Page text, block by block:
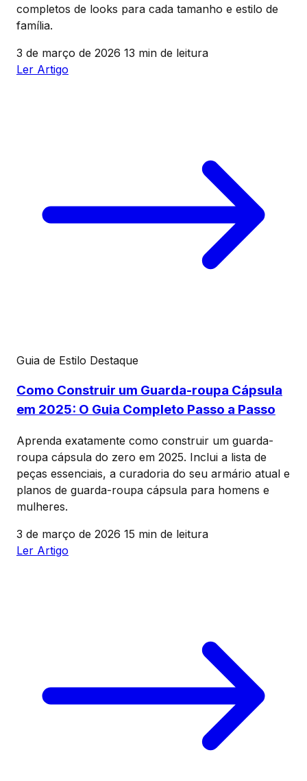
completos de looks para cada tamanho e estilo de
família.
3 de março de 2026 13 min de leitura
Ler Artigo
Guia de Estilo Destaque
Como Construir um Guarda-roupa Cápsula
em 2025: O Guia Completo Passo a Passo
Aprenda exatamente como construir um guarda-
roupa cápsula do zero em 2025. Inclui a lista de
peças essenciais, a curadoria do seu armário atual e
planos de guarda-roupa cápsula para homens e
mulheres.
3 de março de 2026 15 min de leitura
Ler Artigo